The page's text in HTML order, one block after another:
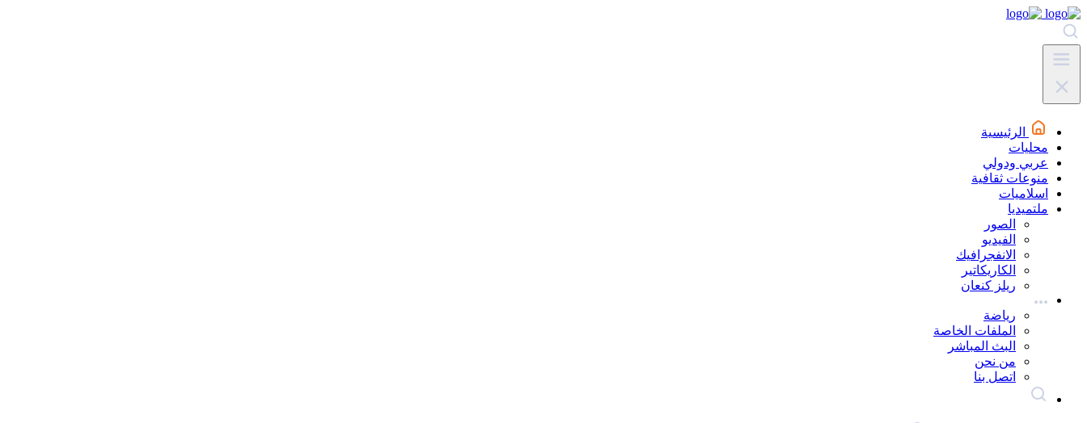
الرئيسية
محليات
عربي ودولي
منوعات ثقافية
اسلاميات
ملتميديا
الصور
الفيديو
الانفجرافيك
الكاريكاتير
ريلز كنعان
رياضة
الملفات الخاصة
البث المباشر
من نحن
اتصل بنا